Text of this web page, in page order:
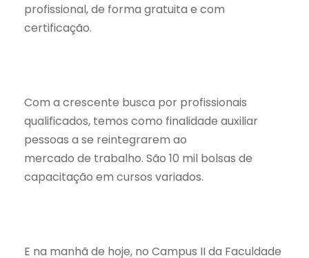
profissional, de forma gratuita e com
certificação.
Com a crescente busca por profissionais
qualificados, temos como finalidade auxiliar
pessoas a se reintegrarem ao
mercado de trabalho. São 10 mil bolsas de
capacitação em cursos variados.
E na manhã de hoje, no Campus II da Faculdade